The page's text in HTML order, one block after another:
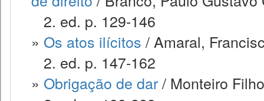
2. ed. p. 129-146
» Os atos ilícitos / Amaral,
2. ed. p. 147-162
» Obrigação de dar/ Monteiro